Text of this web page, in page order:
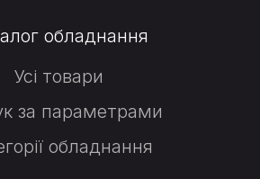
обладнання
Усі товари
за параметрами
обладнання